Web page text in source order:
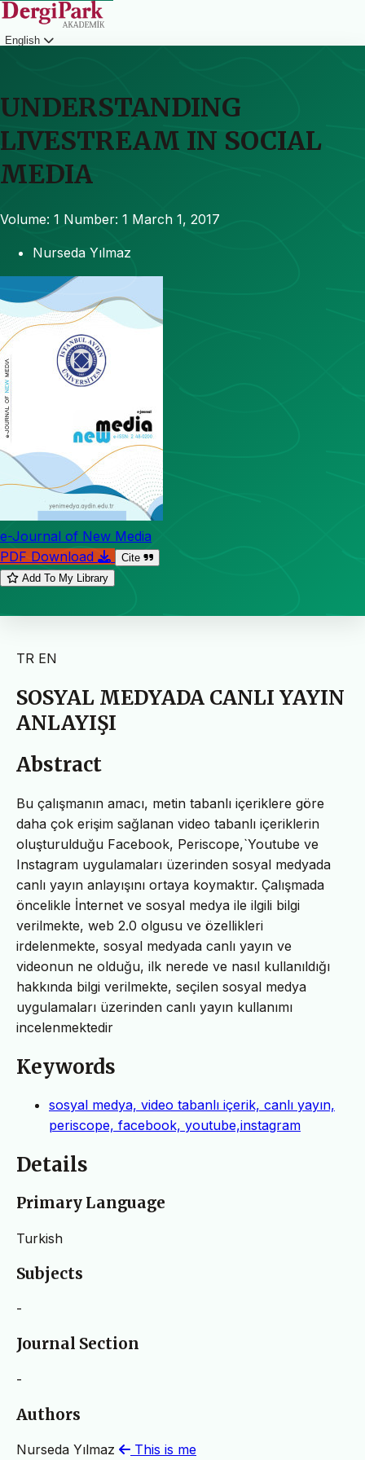
English
UNDERSTANDING
LIVESTREAM IN SOCIAL
MEDIA
Volume: 1 Number: 1 March 1, 2017
Nurseda Yılmaz
e-Journal of New Media
PDF Download
Cite
Add To My Library
TR EN
SOSYAL MEDYADA CANLI YAYIN
ANLAYIŞI
Abstract
Bu çalışmanın amacı, metin tabanlı içeriklere göre
daha çok erişim sağlanan video tabanlı içeriklerin
oluşturulduğu Facebook, Periscope,`Youtube ve
Instagram uygulamaları üzerinden sosyal medyada
canlı yayın anlayışını ortaya koymaktır. Çalışmada
öncelikle İnternet ve sosyal medya ile ilgili bilgi
verilmekte, web 2.0 olgusu ve özellikleri
irdelenmekte, sosyal medyada canlı yayın ve
videonun ne olduğu, ilk nerede ve nasıl kullanıldığı
hakkında bilgi verilmekte, seçilen sosyal medya
uygulamaları üzerinden canlı yayın kullanımı
incelenmektedir
Keywords
sosyal medya, video tabanlı içerik, canlı yayın,
periscope, facebook, youtube,instagram
Details
Primary Language
Turkish
Subjects
-
Journal Section
-
Authors
Nurseda Yılmaz This is me